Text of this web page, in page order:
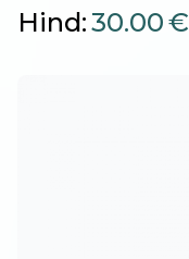
Hind:30.00€